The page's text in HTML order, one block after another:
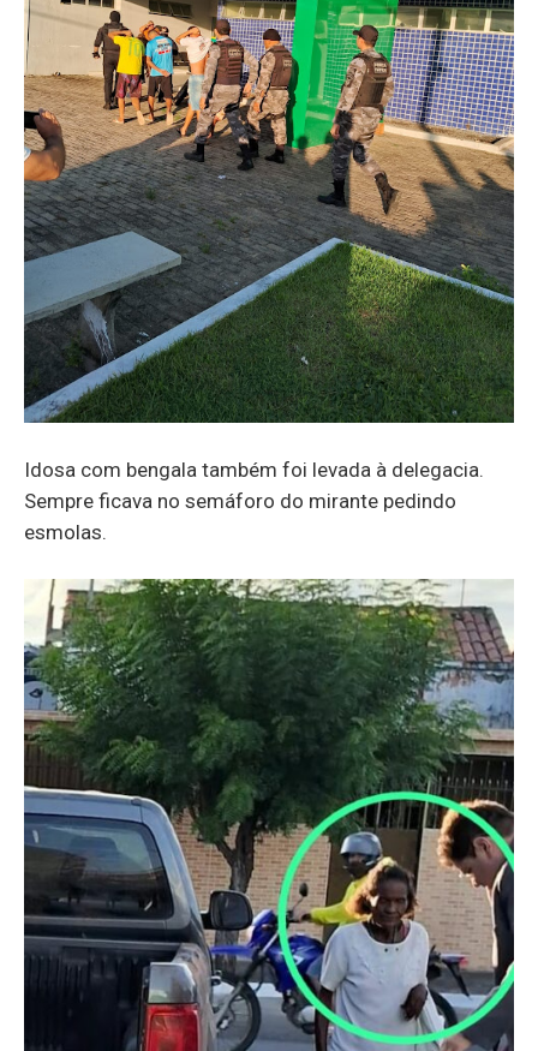
Idosa com bengala também foi levada à delegacia.
Sempre ficava no semáforo do mirante pedindo
esmolas.